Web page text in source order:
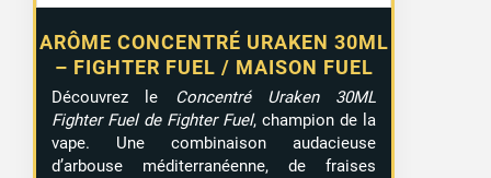
ARÔME CONCENTRÉ URAKEN 30ML
– FIGHTER FUEL / MAISON FUEL
Découvrez le Concentré Uraken 30ML
Fighter Fuel de Fighter Fuel, champion de la
vape. Une combinaison audacieuse
d’arbouse méditerranéenne, de fraises